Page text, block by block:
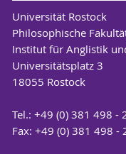
Universität Rostock
Philosophische
Institut für Anglistik
Universitätsplatz 3
18055 Rostock
Tel.: +49 (0) 381 498 -
Fax: +49 (0) 381 498 -